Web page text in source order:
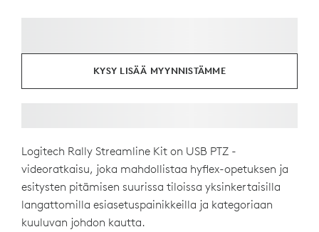
KYSY LISÄÄ MYYNNISTÄMME
Logitech Rally Streamline Kit on USB PTZ -
videoratkaisu, joka mahdollistaa hyflex-opetuksen ja
esitysten pitämisen suurissa tiloissa yksinkertaisilla
langattomilla esiasetuspainikkeilla ja kategoriaan
kuuluvan johdon kautta.